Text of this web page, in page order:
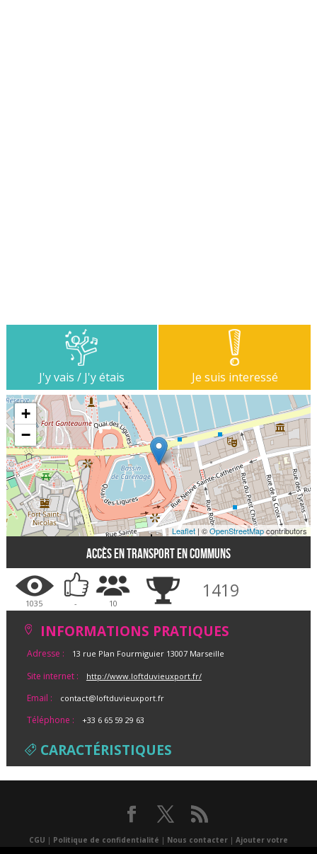
J'y vais / J'y étais Je suis interessé
+
−
Leaflet | ©OpenStreetMapcontributors
Accès en transport en communs
1035 - 10
1419
INFORMATIONS PRATIQUES
Adresse : 13 rue Plan Fourmiguier 13007 Marseille
Site internet : http://www.loftduvieuxport.fr/
Email : contact@loftduvieuxport.fr
Téléphone : +33 6 65 59 29 63
CARACTÉRISTIQUES
CGU | Politique de confidentialité | Nous contacter| Ajouter votre